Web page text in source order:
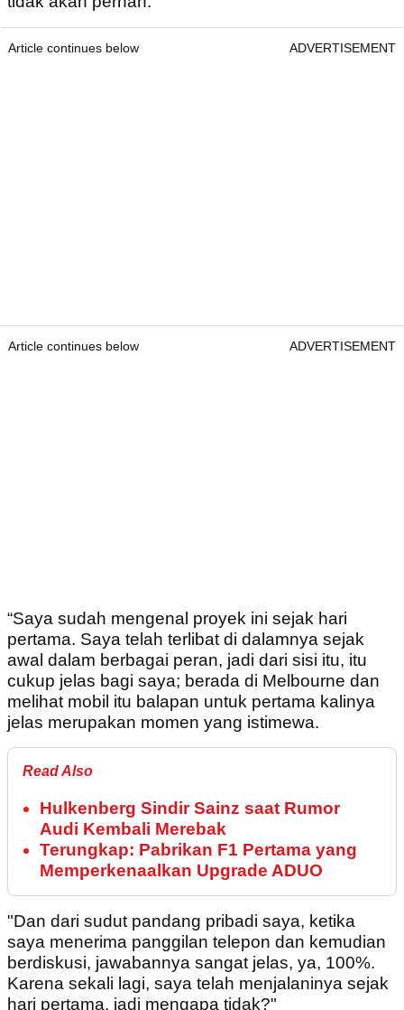
Article continues below ADVERTISEMENT
Article continues below ADVERTISEMENT
“Saya sudah mengenal proyek ini sejak hari
pertama. Saya telah terlibat di dalamnya sejak
awal dalam berbagai peran, jadi dari sisi itu, itu
cukup jelas bagi saya; berada di Melbourne dan
melihat mobil itu balapan untuk pertama kalinya
jelas merupakan momen yang istimewa.
Read Also
Hulkenberg Sindir Sainz saat Rumor
Audi Kembali Merebak
Terungkap: Pabrikan F1 Pertama yang
Memperkenaalkan Upgrade ADUO
"Dan dari sudut pandang pribadi saya, ketika
saya menerima panggilan telepon dan kemudian
berdiskusi, jawabannya sangat jelas, ya, 100%.
Karena sekali lagi, saya telah menjalaninya sejak
hari pertama, jadi mengapa tidak?"